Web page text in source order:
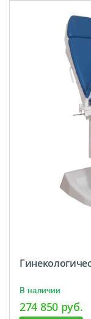
В наличии
274 850 руб.